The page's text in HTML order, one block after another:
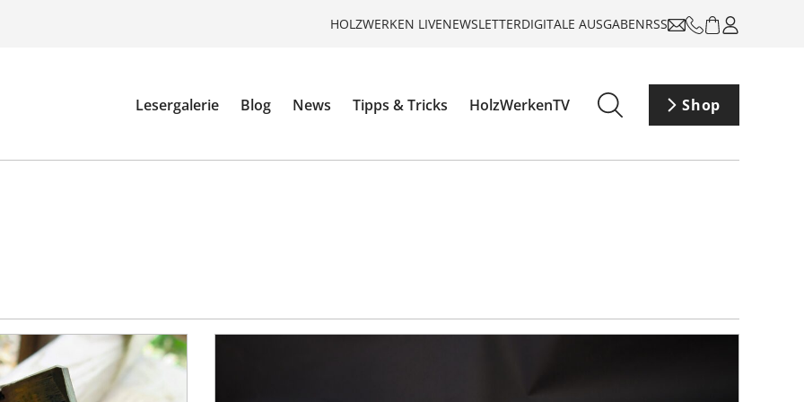
HOLZWERKEN LIVENEWSLETTERDIGITALE AUSGABENRSS
Lesergalerie Blog News Tipps & Tricks HolzWerkenTV Shop